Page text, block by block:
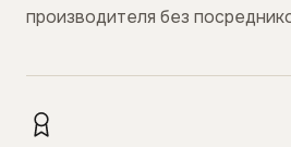
производителя без